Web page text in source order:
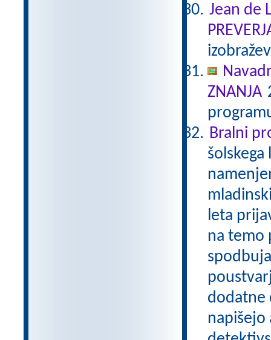
Jean de
ZNANJA
Bralni
leta
na temo
dodatne
napišejo